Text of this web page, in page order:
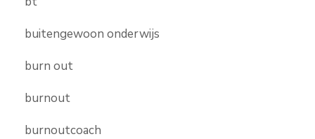
buitengewoon onderwijs
burn out
burnout
burnoutcoach